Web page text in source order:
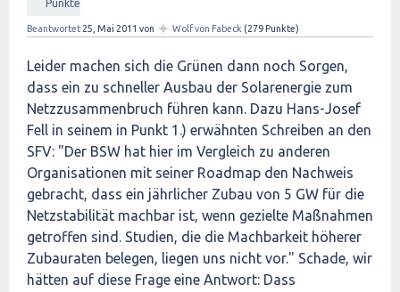
Punkte
Beantwortet 25, Mai 2011 von ✦ Wolf von Fabeck (279 Punkte)
Leider machen sich die Grünen dann noch Sorgen,
dass ein zu schneller Ausbau der Solarenergie zum
Netzzusammenbruch führen kann. Dazu Hans-Josef
Fell in seinem in Punkt 1.) erwähnten Schreiben an den
SFV: "Der BSW hat hier im Vergleich zu anderen
Organisationen mit seiner Roadmap den Nachweis
gebracht, dass ein jährlicher Zubau von 5 GW für die
Netzstabilität machbar ist, wenn gezielte Maßnahmen
getroffen sind. Studien, die die Machbarkeit höherer
Zubauraten belegen, liegen uns nicht vor." Schade, wir
hätten auf diese Frage eine Antwort: Dass